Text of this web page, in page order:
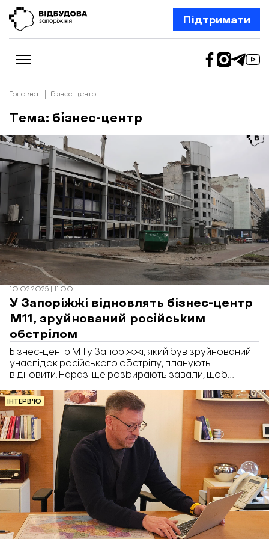
Підтримати
Новини
Відбудова Запоріжжя
Ексклюзив
Бізнес
Шлях додому
Відбудова. Життя
Колонки
Про нас
Редакційна політика
Головна бізнес-центр
Тема: бізнес-центр
10.02.2025 | 11:00
У Запоріжжі відновлять бізнес-центр
М11, зруйнований російським
обстрілом
Бізнес-центр М11 у Запоріжжі, який був зруйнований
унаслідок російського обстрілу, планують
відновити. Наразі ще розбирають завали, щоб
інтервʼю «Відбудові. Запоріжжя» розповів Борис
Шестопалов, співвласник та CEO компанії HD-Group,
якій належить зруйнований бізнес-центр.
ІНТЕРВ'Ю